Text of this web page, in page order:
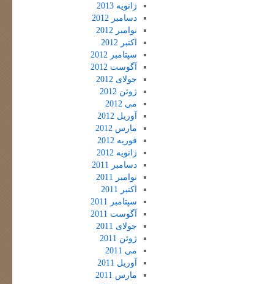
ژانویه 2013
دسامبر 2012
نوامبر 2012
اکتبر 2012
سپتامبر 2012
آگوست 2012
جولای 2012
ژوئن 2012
می 2012
آوریل 2012
مارس 2012
فوریه 2012
ژانویه 2012
دسامبر 2011
نوامبر 2011
اکتبر 2011
سپتامبر 2011
آگوست 2011
جولای 2011
ژوئن 2011
می 2011
آوریل 2011
مارس 2011